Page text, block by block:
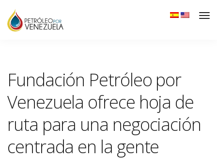
Fundación Petróleo por
Venezuela ofrece hoja de
ruta para una negociación
centrada en la gente